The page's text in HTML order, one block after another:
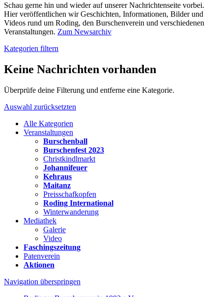
Schau gerne hin und wieder auf unserer Nachrichtenseite vorbei.
Hier veröffentlichen wir Geschichten, Informationen, Bilder und
Videos rund um Roding, den Burschenverein und verschiedenen
Veranstaltungen. Zum Newsarchiv
Kategorien filtern
Keine Nachrichten vorhanden
Überprüfe deine Filterung und entferne eine Kategorie.
Auswahl zurücksetzten
Alle Kategorien
Veranstaltungen
Burschenball
Burschenfest 2023
Christkindlmarkt
Johannifeuer
Kehraus
Maitanz
Preisschafkopfen
Roding International
Winterwanderung
Mediathek
Galerie
Video
Faschingszeitung
Patenverein
Aktionen
Navigation überspringen